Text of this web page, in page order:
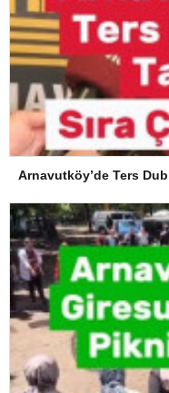
Arnavutköy’de Ters